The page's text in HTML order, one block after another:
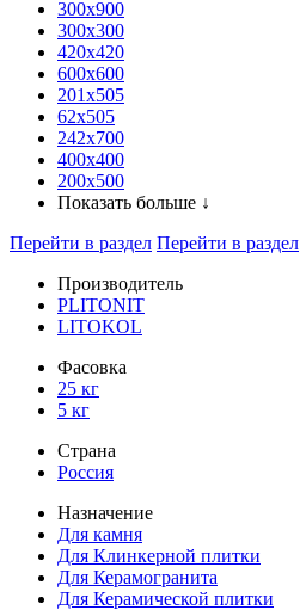
300x900
300x300
420х420
600х600
201х505
62х505
242х700
400х400
200х500
Показать больше ↓
Перейти в раздел Перейти в раздел
Производитель
PLITONIT
LITOKOL
Фасовка
25 кг
5 кг
Страна
Россия
Назначение
Для камня
Для Клинкерной плитки
Для Керамогранита
Для Керамической плитки